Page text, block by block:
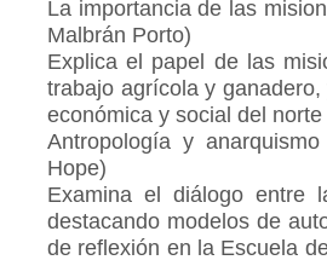
La importancia de las
Malbrán Porto)
Explica el papel de las
trabajo agrícola y
económica y social del
Antropología y
Hope)
Examina el diálogo entre
destacando modelos de
de reflexión en la Escuela